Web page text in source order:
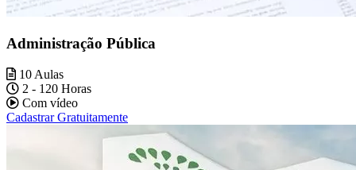
Administração Pública
10 Aulas
2 - 120 Horas
Com vídeo
Cadastrar Gratuitamente